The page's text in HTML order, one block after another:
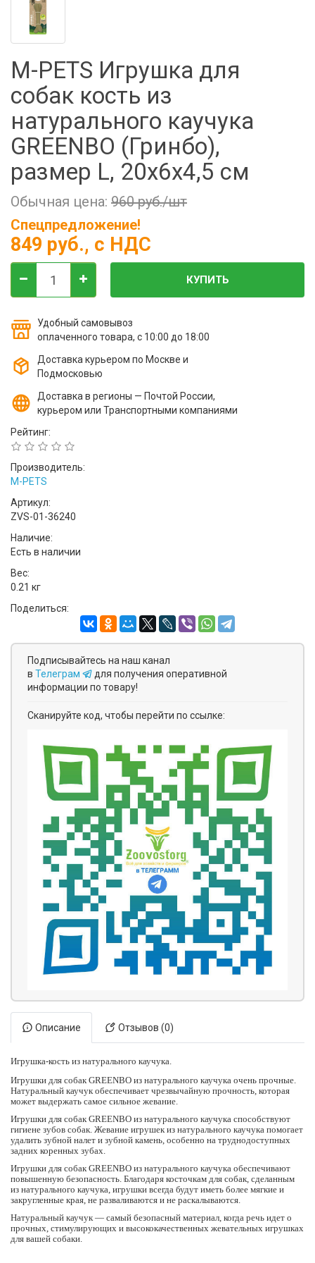
Фильтры молочные
Держатели лизунцов
M-PETS Игрушка для
собак кость из
натурального каучука
GREENBO (Гринбо),
размер L, 20x6x4,5 см
Обычная цена: 960 руб./шт
Спецпредложение!
849 руб., с НДС
КУПИТЬ
Удобный самовывоз
оплаченного товара, с 10:00 до 18:00
Доставка курьером по Москве и
Подмосковью
Доставка в регионы — Почтой России,
курьером или Транспортными компаниями
Рейтинг:
Производитель:
M-PETS
Артикул:
ZVS-01-36240
Наличие:
Есть в наличии
Вес:
0.21 кг
Поделиться:
Подписывайтесь на наш канал
в Телеграм
для получения оперативной
информации по товару!
Сканируйте код, чтобы перейти по ссылке:
Описание Отзывов (0)
Игрушка-кость из натурального каучука.
Игрушки для собак GREENBO из натурального каучука очень прочные.
Натуральный каучук обеспечивает чрезвычайную прочность, которая
может выдержать самое сильное жевание.
Игрушки для собак GREENBO из натурального каучука способствуют
гигиене зубов собак. Жевание игрушек из натурального каучука помогает
удалить зубной налет и зубной камень, особенно на труднодоступных
задних коренных зубах.
Игрушки для собак GREENBO из натурального каучука обеспечивают
повышенную безопасность. Благодаря косточкам для собак, сделанным
из натурального каучука, игрушки всегда будут иметь более мягкие и
закругленные края, не разваливаются и не раскалываются.
Натуральный каучук — самый безопасный материал, когда речь идет о
прочных, стимулирующих и высококачественных жевательных игрушках
для вашей собаки.